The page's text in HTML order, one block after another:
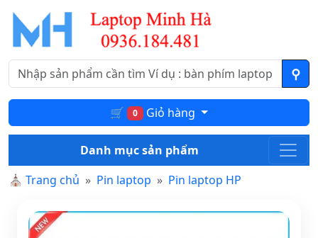
🛒 0 Giỏ hàng
Danh mục sản phẩm
⛪ Trang chủ Pin laptop Pin laptop HP